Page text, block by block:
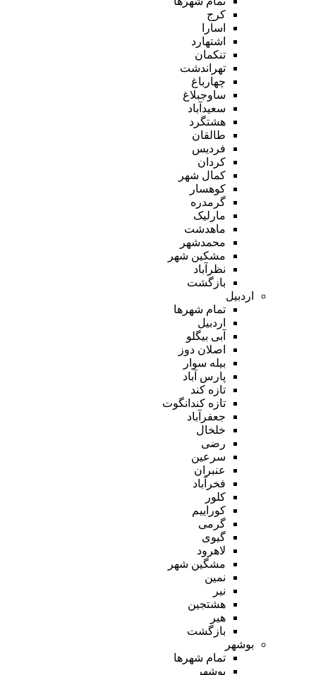
کرج
اسارا
اشتهارد
تنکمان
تهراندشت
چهارباغ
ساوجبلاغ
سعیدآباد
هشتگرد
طالقان
فردیس
کردان
کمال شهر
کوهسار
گرمدره
مارلیک
ماهدشت
محمدشهر
مشکین شهر
نظرآباد
بازگشت
اردبیل
تمام شهر‌ها
اردبیل
آبی بیگلو
اصلان دوز
بیله سوار
پارس آباد
تازه کند
تازه کندانگوت
جعفرآباد
خلخال
رضی
سرعین
عنبران
فخرآباد
کلور
کوراییم
گرمی
گیوی
لاهرود
مشگین شهر
نمین
نیر
هشتجین
هیر
بازگشت
بوشهر
تمام شهر‌ها
بوشهر